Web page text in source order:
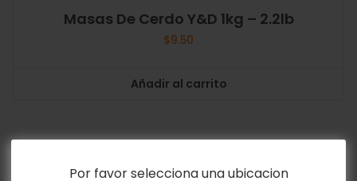
Por favor selecciona una ubicacion
Masas De Cerdo Y&D 1kg – 2.2lb
$9.50
Añadir al carrito